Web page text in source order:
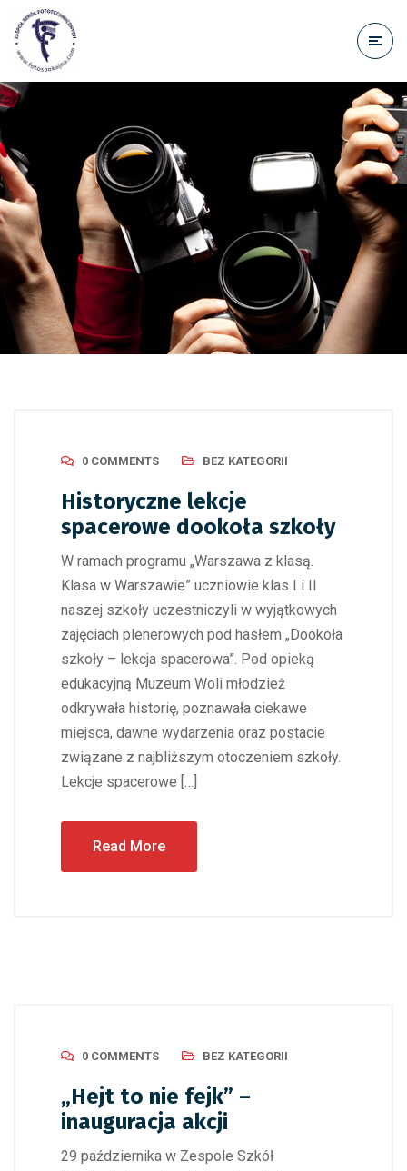
treści
0 COMMENTS BEZ KATEGORII
Historyczne lekcje
spacerowe dookoła szkoły
W ramach programu „Warszawa z klasą.
Klasa w Warszawie” uczniowie klas I i II
naszej szkoły uczestniczyli w wyjątkowych
zajęciach plenerowych pod hasłem „Dookoła
szkoły – lekcja spacerowa”. Pod opieką
edukacyjną Muzeum Woli młodzież
odkrywała historię, poznawała ciekawe
miejsca, dawne wydarzenia oraz postacie
związane z najbliższym otoczeniem szkoły.
Lekcje spacerowe […]
Read More
0 COMMENTS BEZ KATEGORII
„Hejt to nie fejk” –
inauguracja akcji
29 października w Zespole Szkół